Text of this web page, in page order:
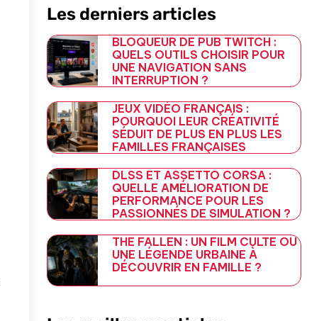
Les derniers articles
BLOQUEUR DE PUB TWITCH :
QUELS OUTILS CHOISIR POUR
UNE NAVIGATION SANS
INTERRUPTION ?
JEUX VIDÉO FRANÇAIS :
POURQUOI LEUR CRÉATIVITÉ
SÉDUIT DE PLUS EN PLUS LES
FAMILLES FRANÇAISES
DLSS ET ASSETTO CORSA :
QUELLE AMÉLIORATION DE
PERFORMANCE POUR LES
PASSIONNÉS DE SIMULATION ?
THE FALLEN : UN FILM CULTE OU
UNE LÉGENDE URBAINE À
DÉCOUVRIR EN FAMILLE ?